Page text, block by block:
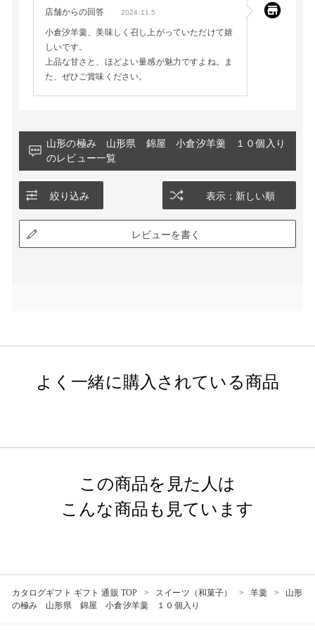
店舗からの回答 2024.11.5
小倉汐羊羹、美味しく召し上がっていただけて嬉
しいです。
上品な甘さと、ほどよい量感が魅力ですよね。ま
た、ぜひご賞味ください。
山形の極み 山形県 錦屋 小倉汐羊羹 １０個入り
のレビュー一覧
絞り込み 表示：新しい順
レビューを書く
よく一緒に購入されている商品
この商品を見た人は
こんな商品も見ています
カタログギフト ギフト 通販 TOP スイーツ（和菓子） 羊羹
山形
の極み 山形県 錦屋 小倉汐羊羹 １０個入り